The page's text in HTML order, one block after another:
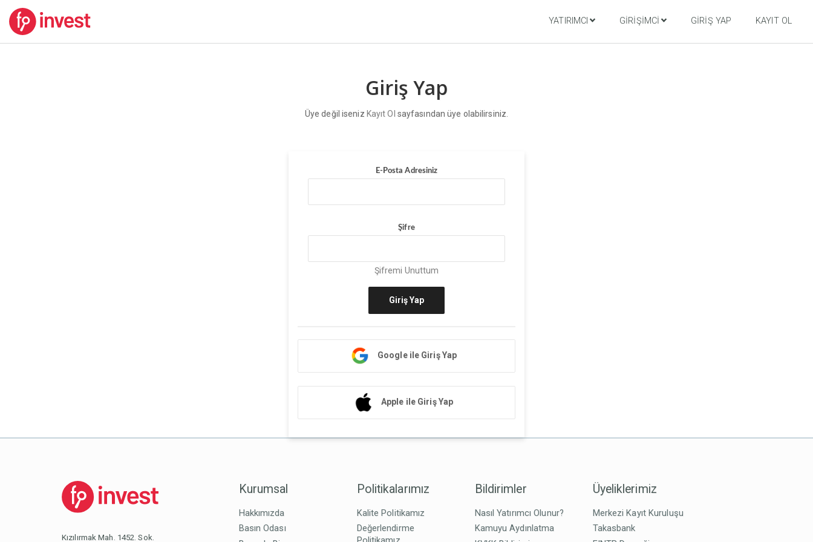
YATIRIMCI GIRIŞIMCI GIRIŞ YAP KAYIT OL
Giriş Yap
Üye değil iseniz Kayıt Ol sayfasından üye olabilirsiniz.
E-Posta Adresiniz
Şifre
Şifremi Unuttum
Giriş Yap
Google ile Giriş Yap
Apple ile Giriş Yap
Kızılırmak Mah. 1452. Sok.
Kurumsal
Hakkımızda
Basın Odası
Politikalarımız
Kalite Politikamız
Değerlendirme
Bildirimler
Nasıl Yatırımcı Olunur?
Kamuyu Aydınlatma
Üyeliklerimiz
Merkezi Kayıt Kuruluşu
Takasbank